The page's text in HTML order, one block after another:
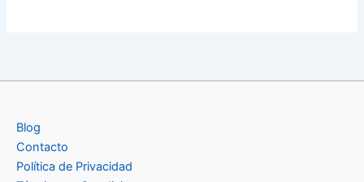
Blog
Contacto
Política de Privacidad